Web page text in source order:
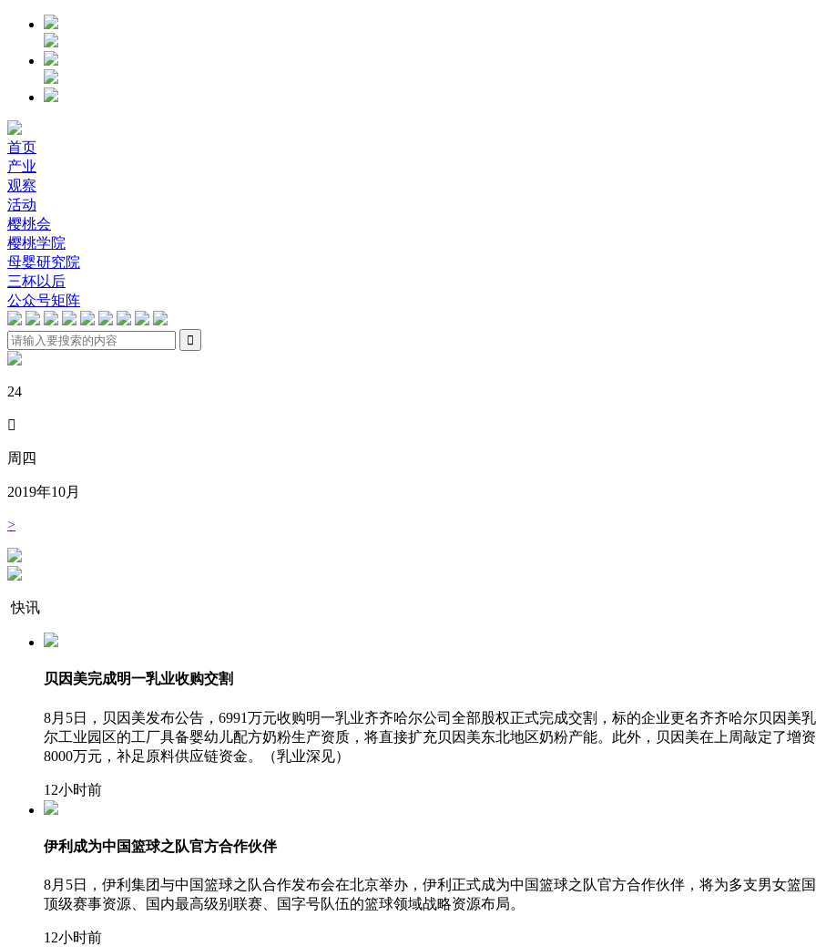
首页
产业
观察
活动
樱桃会
樱桃学院
母婴研究院
三杯以后
公众号矩阵

24

周四
2019年10月
>
快讯
贝因美完成明一乳业收购交割
8月5日，贝因美发布公告，6991万元收购明一乳业齐齐哈尔公司全部股权正式完成交割，标的企业更名齐齐哈尔贝因美
尔工业园区的工厂具备婴幼儿配方奶粉生产资质，将直接扩充贝因美东北地区奶粉产能。此外，贝因美在上周敲定了增
8000万元，补足原料供应链资金。（乳业深见）
12小时前
伊利成为中国篮球之队官方合作伙伴
8月5日，伊利集团与中国篮球之队合作发布会在北京举办，伊利正式成为中国篮球之队官方合作伙伴，将为多支男女篮
顶级赛事资源、国内最高级别联赛、国字号队伍的篮球领域战略资源布局。
12小时前